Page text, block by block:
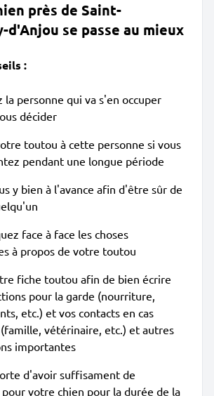
près de Saint-
d'Anjou se passe au mieux
:
la personne qui va s'en occuper
décider
toutou à cette personne si vous
pendant une longue période
y bien à l'avance afin d'être sûr de
face à face les choses
à propos de votre toutou
fiche toutou afin de bien écrire
pour la garde (nourriture,
etc.) et vos contacts en cas
vétérinaire, etc.) et autres
importantes
d'avoir suffisament de
votre chien pour la durée de la